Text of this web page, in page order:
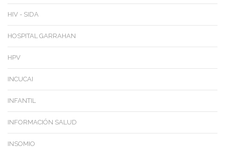
HIV - SIDA
HOSPITAL GARRAHAN
HPV
INCUCAI
INFANTIL
INFORMACIÓN SALUD
INSOMIO